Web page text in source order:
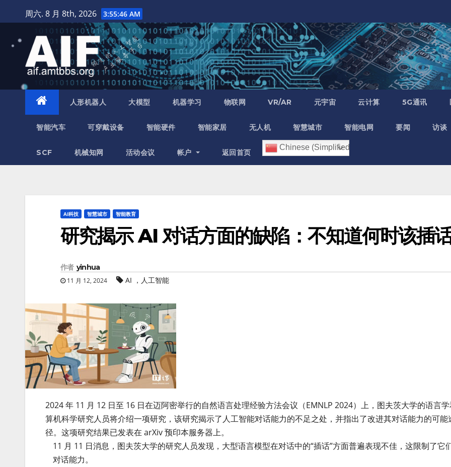
至
周六. 8 月 8th, 2026 3:55:47 AM
人形机器人 大模型 机器学习 物联网 VR/AR 元宇宙 云计算 5G通讯
智能汽车 可穿戴设备 智能硬件 智能家居 无人机 智慧城市 智能电网 要闻 访谈
SCF 机械知网 活动会议 帐户 返回首页
Chinese (Simplified)
AI科技 智慧城市 智能教育
研究揭示 AI 对话方面的缺陷：不知道何时该插
作者 yinhua
11 月 12, 2024 AI ，人工智能
2024 年 11 月 12 日至 16 日在迈阿密举行的自然语言处理经验方法会议（EMNLP 2024）上，图夫茨大学的语言
算机科学研究人员将介绍一项研究，该研究揭示了人工智能对话能力的不足之处，并指出了改进其对话能力的可能
径。这项研究结果已发表在 arXiv 预印本服务器上。
11 月 11 日消息，图夫茨大学的研究人员发现，大型语言模型在对话中的“插话”方面普遍表现不佳，这限制了它
对话能力。